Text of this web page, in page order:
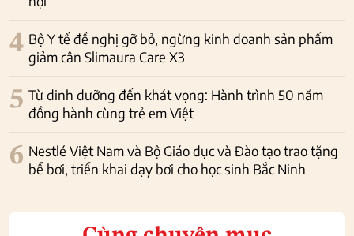
4 Bộ Y tế đề nghị gỡ bỏ, ngừng kinh doanh sản phẩm
giảm cân Slimaura Care X3
5 Từ dinh dưỡng đến khát vọng: Hành trình 50 năm
đồng hành cùng trẻ em Việt
6 Nestlé Việt Nam và Bộ Giáo dục và Đào tạo trao tặng
bể bơi, triển khai dạy bơi cho học sinh Bắc Ninh